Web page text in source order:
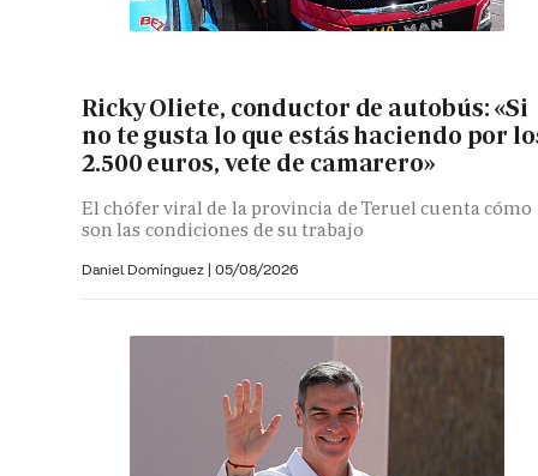
Ricky Oliete, conductor de autobús: «Si
no te gusta lo que estás haciendo por
2.500 euros, vete de camarero»
El chófer viral de la provincia de Teruel cuenta cómo
son las condiciones de su trabajo
Daniel Domínguez | 05/08/2026